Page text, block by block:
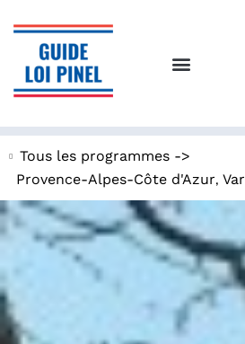
Tous les programmes ->
Provence-Alpes-Côte d'Azur, Var